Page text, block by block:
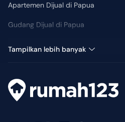
Apartemen Dijual di Papua
Gudang Dijual di Papua
Tampilkan lebih banyak